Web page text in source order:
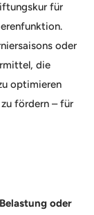
für
oder
die
optimieren
fördern – für
oder